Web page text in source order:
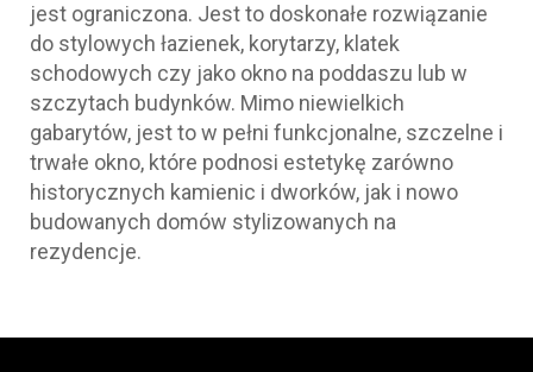
jest ograniczona. Jest to doskonałe rozwiązanie
do stylowych łazienek, korytarzy, klatek
schodowych czy jako okno na poddaszu lub w
szczytach budynków. Mimo niewielkich
gabarytów, jest to w pełni funkcjonalne, szczelne i
trwałe okno, które podnosi estetykę zarówno
historycznych kamienic i dworków, jak i nowo
budowanych domów stylizowanych na
rezydencje.